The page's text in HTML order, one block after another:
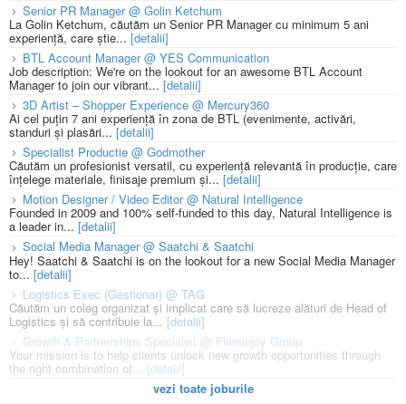
Senior PR Manager @ Golin Ketchum
La Golin Ketchum, căutăm un Senior PR Manager cu minimum 5 ani
experiență, care știe... [detalii]
BTL Account Manager @ YES Communication
Job description: We're on the lookout for an awesome BTL Account
Manager to join our vibrant... [detalii]
3D Artist – Shopper Experience @ Mercury360
Ai cel puțin 7 ani experiență în zona de BTL (evenimente, activări,
standuri și plasări... [detalii]
Specialist Productie @ Godmother
Căutăm un profesionist versatil, cu experiență relevantă în producție, care
înțelege materiale, finisaje premium și... [detalii]
Motion Designer / Video Editor @ Natural Intelligence
Founded in 2009 and 100% self-funded to this day, Natural Intelligence is
a leader in... [detalii]
Social Media Manager @ Saatchi & Saatchi
Hey! Saatchi & Saatchi is on the lookout for a new Social Media Manager
to... [detalii]
Logistics Exec (Gestionar) @ TAG
Căutăm un coleg organizat și implicat care să lucreze alături de Head of
Logistics și să contribuie la... [detalii]
Growth & Partnerships Specialist @ Flaminjoy Group
Your mission is to help clients unlock new growth opportunities through
the right combination of... [detalii]
vezi toate joburile